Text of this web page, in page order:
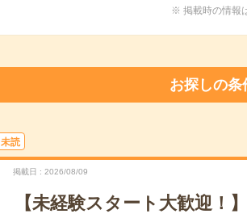
※ 掲載時の情報
お探しの条
未読
掲載日 2026/08/09
【未経験スタート大歓迎！